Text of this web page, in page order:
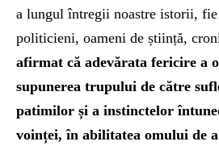
a lungul întregii noastre istorii,
politicieni, oameni de știință,
afirmat că adevărata fericire a
supunerea trupului de către
patimilor și a instinctelor
voinței, în abilitatea omului de